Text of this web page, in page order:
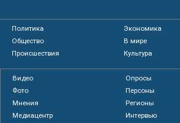
Политика
Экономика
Общество
В мире
Происшествия
Культура
Видео
Опросы
Фото
Персоны
Мнения
Регионы
Медиацентр
Интервью